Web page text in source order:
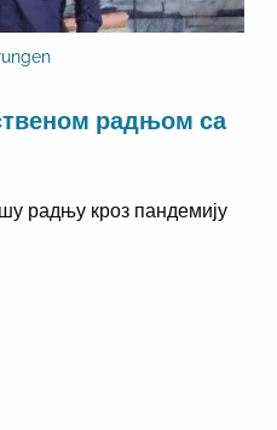
радњом са
радњу кроз пандемију